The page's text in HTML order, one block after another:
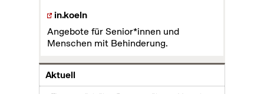
in.koeln
Angebote für Senior*innen und
Menschen mit Behinderung.
Aktuell